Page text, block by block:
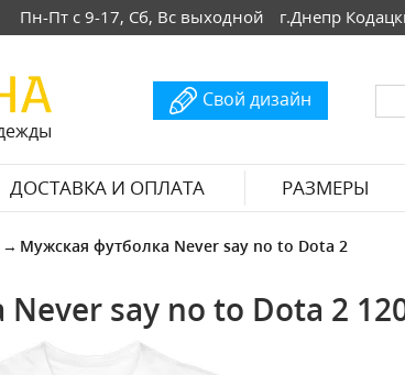
Пн-Пт с 9-17, Сб, Вс выходной г.Днепр
Свой дизайн
ДОСТАВКА И ОПЛАТА РАЗМЕРЫ
Мужская футболка Never say no to Dota 2
say no to Dota 2